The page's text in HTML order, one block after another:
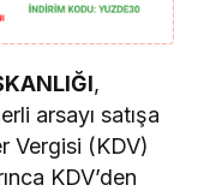
,
arsayı satışa
Vergisi (KDV)
KDV’den